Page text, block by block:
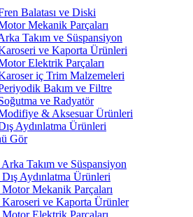
Balatası ve Diski
Mekanik Parçaları
Takım ve Süspansiyon
ve Kaporta Ürünleri
Elektrik Parçaları
iç Trim Malzemeleri
Bakım ve Filtre
ve Radyatör
& Aksesuar Ürünleri
Aydınlatma Ürünleri
Gör
Takım ve Süspansiyon
Aydınlatma Ürünleri
Mekanik Parçaları
ve Kaporta Ürünler
Elektrik Parçaları